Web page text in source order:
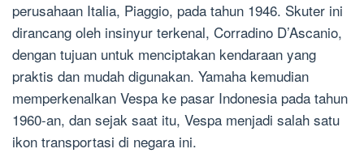
perusahaan Italia, Piaggio, pada tahun 1946. Skuter ini
dirancang oleh insinyur terkenal, Corradino D’Ascanio,
dengan tujuan untuk menciptakan kendaraan yang
praktis dan mudah digunakan. Yamaha kemudian
memperkenalkan Vespa ke pasar Indonesia pada tahun
1960-an, dan sejak saat itu, Vespa menjadi salah satu
ikon transportasi di negara ini.